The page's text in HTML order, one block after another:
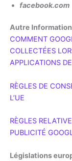
facebook.com
Autre
COMMENT
COLLECTÉES
APPLICATIONS
RÈGLES DE
L’UE
RÈGLES
PUBLICITÉ
Législations